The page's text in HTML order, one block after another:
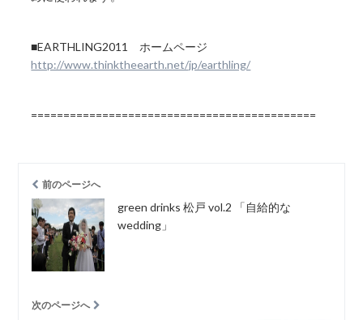
■EARTHLING2011 ホームページ
http://www.thinktheearth.net/jp/earthling/
============================================
前のページへ
green drinks 松戸 vol.2 「自給的な
wedding」
次のページへ